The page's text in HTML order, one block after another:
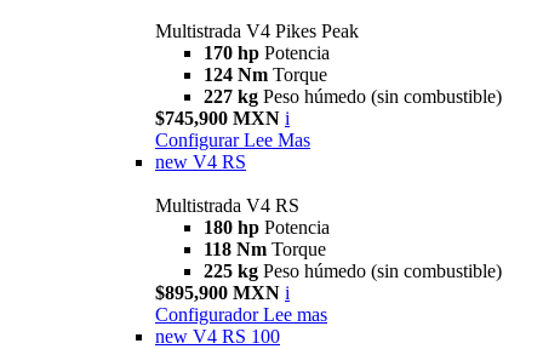
Multistrada V4 Pikes Peak
170 hp Potencia
124 Nm Torque
227 kg Peso húmedo (sin combustible)
$745,900 MXN i
Configurar Lee Mas
new V4 RS
Multistrada V4 RS
180 hp Potencia
118 Nm Torque
225 kg Peso húmedo (sin combustible)
$895,900 MXN i
Configurador Lee mas
new V4 RS 100